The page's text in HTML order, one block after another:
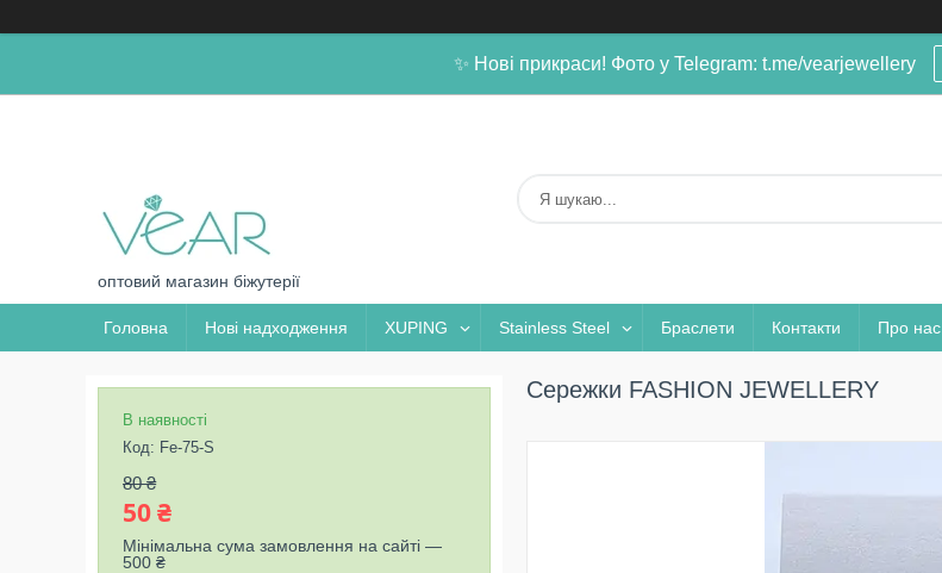
✨ Нові прикраси! Фото у Telegram: t.me/vearjewellery
оптовий магазин біжутерії
Головна Нові надходження XUPING Stainless Steel Браслети Контакти Про нас
Сережки FASHION JEWELLERY
В наявності
Код: Fe-75-S
80 ₴
50 ₴
Мінімальна сума замовлення на сайті —
500 ₴